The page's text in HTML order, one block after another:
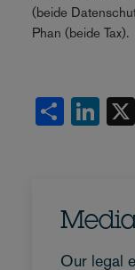
(beide
Phan (beide Tax).
Our legal